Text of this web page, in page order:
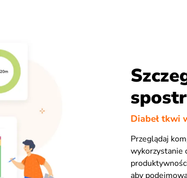
Diabeł tkwi
Przeglądaj
wykorzystanie
aby